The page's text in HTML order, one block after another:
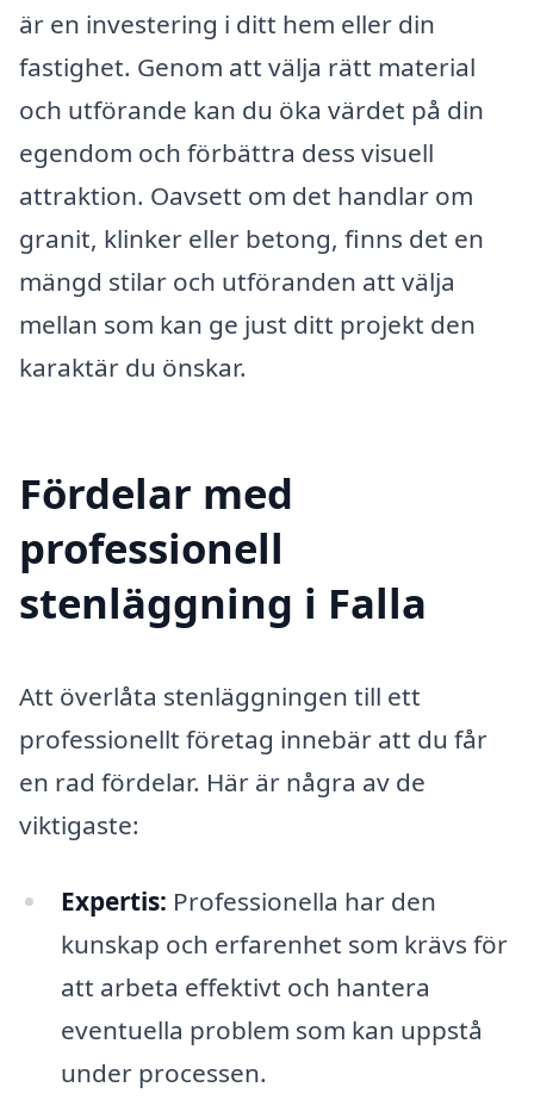
är en investering i ditt hem eller din
fastighet. Genom att välja rätt material
och utförande kan du öka värdet på din
egendom och förbättra dess visuell
attraktion. Oavsett om det handlar om
granit, klinker eller betong, finns det en
mängd stilar och utföranden att välja
mellan som kan ge just ditt projekt den
karaktär du önskar.
Fördelar med
professionell
stenläggning i Falla
Att överlåta stenläggningen till ett
professionellt företag innebär att du får
en rad fördelar. Här är några av de
viktigaste:
Expertis: Professionella har den
kunskap och erfarenhet som krävs för
att arbeta effektivt och hantera
eventuella problem som kan uppstå
under processen.